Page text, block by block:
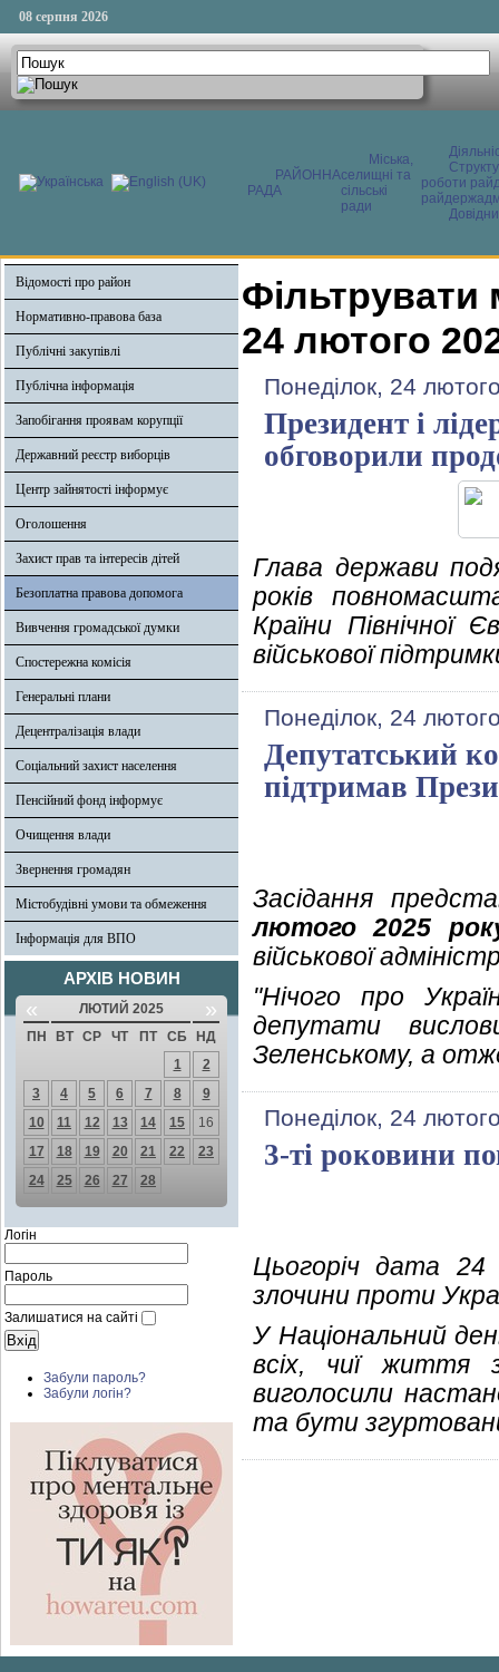
08 серпня 2026
РАЙОННА
РАДА
Міська,
селищні та
сільські
ради
роботи
Відомості про район
Нормативно-правова база
Публічні закупівлі
Публічна інформація
Запобігання проявам корупції
Державний реєстр виборців
Центр зайнятості інформує
Оголошення
Захист прав та інтересів дітей
Безоплатна правова допомога
Вивчення громадської думки
Спостережна комісія
Генеральні плани
Децентралізація влади
Соціальний захист населення
Пенсійний фонд інформує
Очищення влади
Звернення громадян
Містобудівні умови та обмеження
Інформація для ВПО
АРХІВ НОВИН
« ЛЮТИЙ 2025 »
ПН ВТ СР ЧТ ПТ СБ
НД
1
2
3
4 5 6 7 8
9
10
11 12 13 14 15
16
17
18 19 20 21 22
23
24
25 26 27 28
Логін
Пароль
Залишатися на сайті
Забули пароль?
Забули логін?
Фільтрувати
24 лютого
Понеділок, 24
Президент і
обговорили
Глава держави
років
Країни
військової
Понеділок, 24
Депутатський
підтримав
Засідання
лютого 2025
військової
"Нічого про
депутати
Зеленському, а отже
Понеділок, 24
3-ті роковини
Цьогоріч дата
злочини проти
У Національний
всіх, чиї життя
виголосили
та бути